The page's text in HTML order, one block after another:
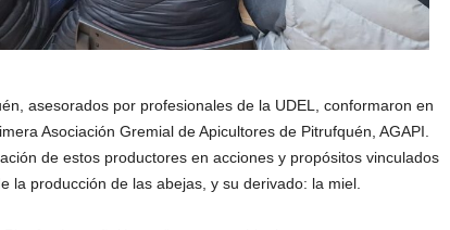
asesorados por profesionales de la UDEL, conformaron en
Asociación Gremial de Apicultores de Pitrufquén, AGAPI.
de estos productores en acciones y propósitos vinculados
la producción de las abejas, y su derivado: la miel.